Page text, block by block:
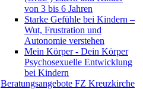
von 3 bis 6 Jahren
Starke Gefühle bei Kindern –
Wut, Frustration und
Autonomie verstehen
Mein Körper - Dein Körper
Psychosexuelle Entwicklung
bei Kindern
Beratungsangebote FZ Kreuzkirche